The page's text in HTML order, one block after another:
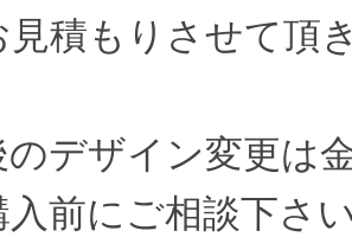
見積もりさせて頂
のデザイン変更は
入前にご相談下さ